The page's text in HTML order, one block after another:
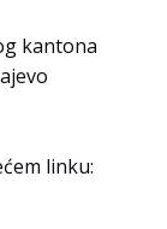
kantona
linku: